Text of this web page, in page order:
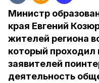
Министр
края Евгений
жителей региона
который проходил
заявителей
деятельность